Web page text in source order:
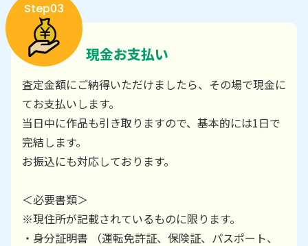
Step03
現金お支払い
査定金額にご納得いただけましたら、その場で現金に
てお支払いします。
当日中に作品も引き取りますので、基本的には1日で
完結します。
お振込にも対応しております。
＜必要書類＞
※現住所が記載されているものに限ります。
・身分証明書 （運転免許証、保険証、パスポート、